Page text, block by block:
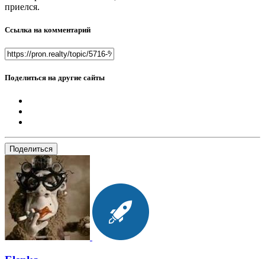
приелся.
Ссылка на комментарий
Поделиться на другие сайты
Поделиться